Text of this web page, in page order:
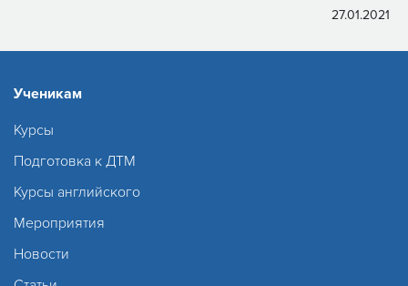
27.01.2021
Ученикам
Курсы
Подготовка к ДТМ
Курсы английского
Мероприятия
Новости